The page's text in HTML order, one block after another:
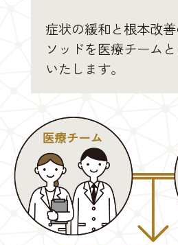
症状の緩和と根本改
ソッドを医療チーム
いたします。